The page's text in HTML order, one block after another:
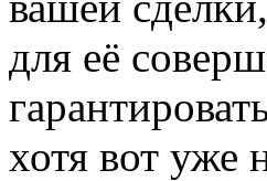
для её
хотя вот уже